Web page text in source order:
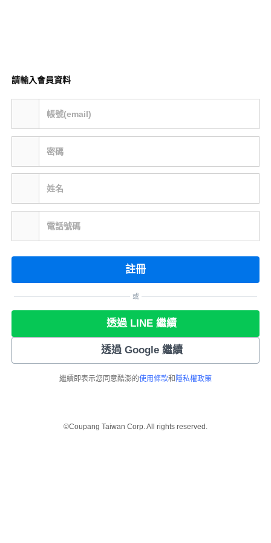
請輸入會員資料
帳號(email)
密碼
姓名
電話號碼
註冊
或
透過 LINE 繼續
透過 Google 繼續
繼續即表示您同意酷澎的使用條款和 隱私權政策
©Coupang Taiwan Corp. All rights reserved.